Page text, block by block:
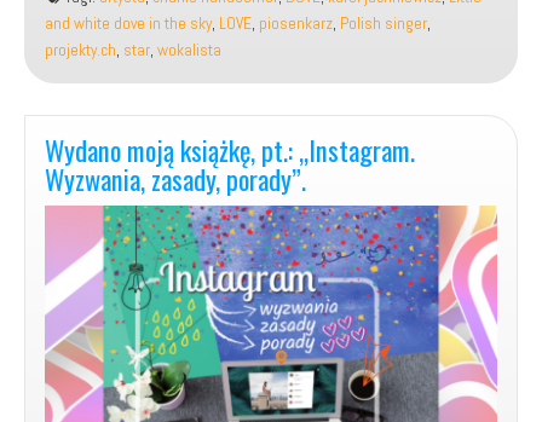
piosenka,
pt.:
„Little
and
white
dove
in
the
and white dove in the sky, LOVE, piosenkarz, Polish singer,
projekty.ch, star, wokalista
Wydano moją książkę, pt.: „Instagram.
Wyzwania, zasady, porady”.